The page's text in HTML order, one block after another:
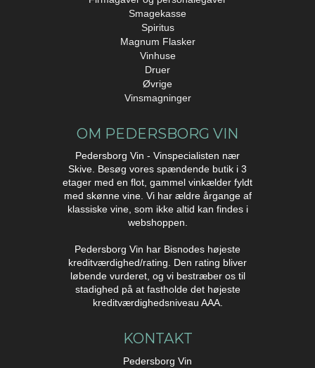
Smagekasse
Spiritus
Magnum Flasker
Vinhuse
Druer
Øvrige
Vinsmagninger
OM PEDERSBORG VIN
Pedersborg Vin - Vinspecialisten nær
Skive. Besøg vores spændende butik i 3
etager med en flot, gammel vinkælder fyldt
med skønne vine. Vi har ældre årgange af
klassiske vine, som ikke altid kan findes i
webshoppen.
Pedersborg Vin har Bisnodes højeste
kreditværdighed/rating. Den rating bliver
løbende vurderet, og vi bestræber os til
stadighed på at fastholde det højeste
kreditværdighedsniveau AAA.
KONTAKT
Pedersborg Vin